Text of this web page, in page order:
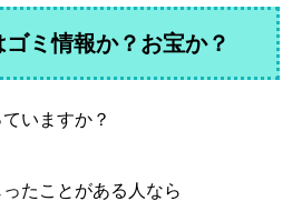
ミ情報か？お宝か？
いますか？
たことがある人なら